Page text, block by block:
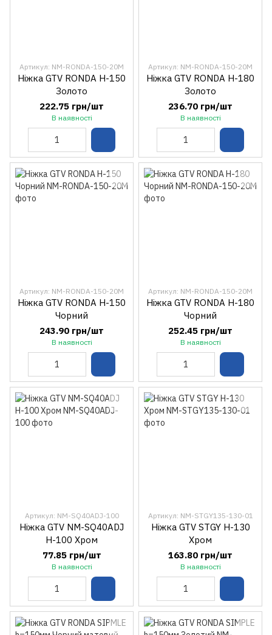
Артикул: NM-RONDA-150-20M
Ніжка GTV RONDA H-150
Золото
222.75 грн/шт
В наявності
Артикул: NM-RONDA-150-20M
Ніжка GTV RONDA H-180
Золото
236.70 грн/шт
В наявності
Артикул: NM-RONDA-150-20M
Ніжка GTV RONDA H-150
Чорний
243.90 грн/шт
В наявності
Артикул: NM-RONDA-150-20M
Ніжка GTV RONDA H-180
Чорний
252.45 грн/шт
В наявності
Артикул: NM-SQ40ADJ-100
Ніжкa GTV NM-SQ40ADJ
H-100 Хром
77.85 грн/шт
В наявності
Артикул: NM-STGY135-130-01
Ніжка GTV STGY H-130
Хром
163.80 грн/шт
В наявності